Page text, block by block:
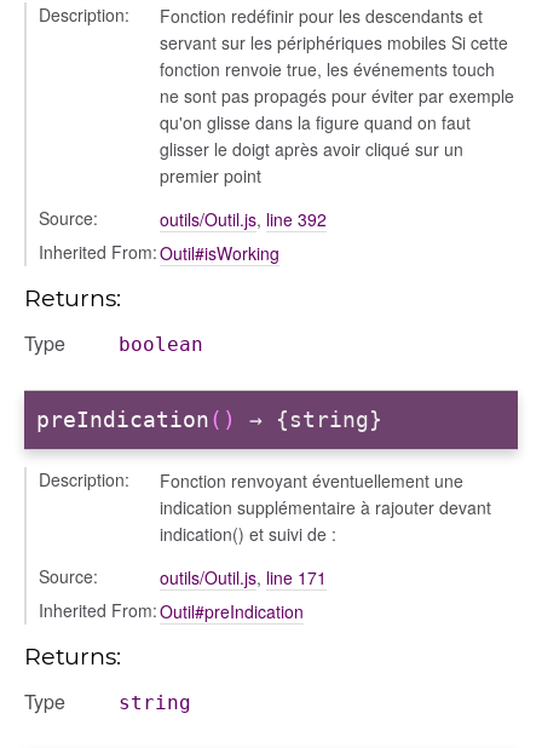
Description:
Fonction redéfinir pour les descendants et
servant sur les périphériques mobiles Si cette
fonction renvoie true, les événements touch
ne sont pas propagés pour éviter par exemple
qu'on glisse dans la figure quand on faut
glisser le doigt après avoir cliqué sur un
premier point
Source:
outils/Outil.js, line 392
Inherited From:Outil#isWorking
Returns:
Type boolean
preIndication() → {string}
Description:
Fonction renvoyant éventuellement une
indication supplémentaire à rajouter devant
indication() et suivi de :
Source:
outils/Outil.js, line 171
Inherited From:Outil#preIndication
Returns:
Type string